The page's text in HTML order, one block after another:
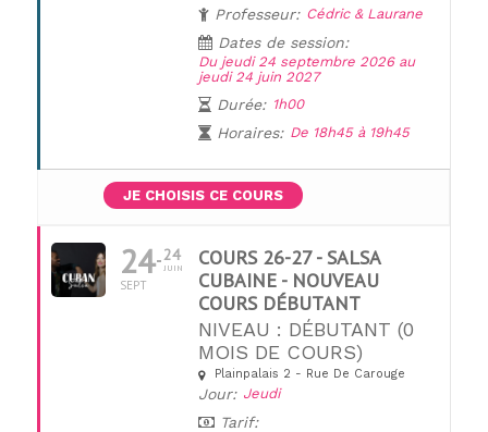
Professeur: Cédric & Laurane
Dates de session:
Du jeudi 24 septembre 2026 au
jeudi 24 juin 2027
Durée: 1h00
Horaires: De 18h45 à 19h45
JE CHOISIS CE COURS
UNE QUESTION ?
24
SEPT
24
JUIN
COURS 26-27 - SALSA
CUBAINE - NOUVEAU
COURS DÉBUTANT
NIVEAU : DÉBUTANT (0
MOIS DE COURS)
Plainpalais 2 - Rue De Carouge
Jour: Jeudi
Tarif: